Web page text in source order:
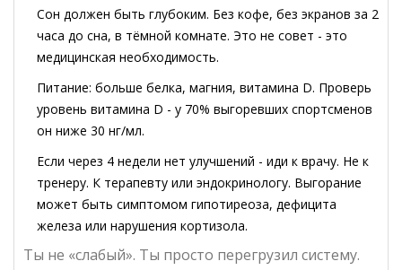
Сон должен быть глубоким. Без кофе, без экранов за 2
часа до сна, в тёмной комнате. Это не совет - это
медицинская необходимость.
Питание: больше белка, магния, витамина D. Проверь
уровень витамина D - у 70% выгоревших спортсменов
он ниже 30 нг/мл.
Если через 4 недели нет улучшений - иди к врачу. Не к
тренеру. К терапевту или эндокринологу. Выгорание
может быть симптомом гипотиреоза, дефицита
железа или нарушения кортизола.
Ты не «слабый». Ты просто перегрузил систему.